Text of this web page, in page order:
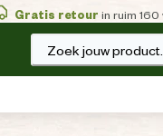
Gratis retour in ruim 160
Zoek jouw product.